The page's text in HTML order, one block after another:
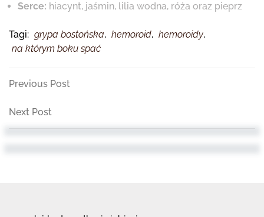
Serce: hiacynt, jaśmin, lilia wodna, róża oraz pieprz
Tagi: grypa bostońska, hemoroid, hemoroidy,
na którym boku spać
Nawigacja
wpisu
Previous
Previous Post
Next
Post
Next Post